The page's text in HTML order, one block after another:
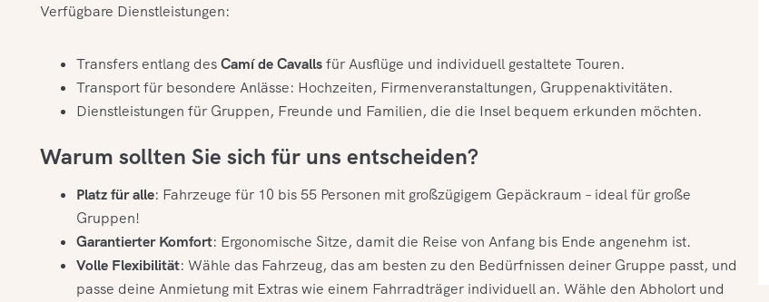
Verfügbare Dienstleistungen:
Transfers entlang desCamí de Cavallsfür Ausflüge und individuell gestaltete Touren.
Transport für besondere Anlässe: Hochzeiten, Firmenveranstaltungen, Gruppenaktivitäten.
Dienstleistungen für Gruppen, Freunde und Familien, die die Insel bequem erkunden möchten.
Warum sollten Sie sich für uns entscheiden?
Platz für alle: Fahrzeuge für 10 bis 55 Personen mit großzügigem Gepäckraum – ideal für große
Gruppen!
Garantierter Komfort: Ergonomische Sitze, damit die Reise von Anfang bis Ende angenehm ist.
Volle Flexibilität: Wähle das Fahrzeug, das am besten zu den Bedürfnissen deiner Gruppe passt, und
passe deine Anmietung mit Extras wie einem Fahrradträger individuell an. Wähle den Abholort und